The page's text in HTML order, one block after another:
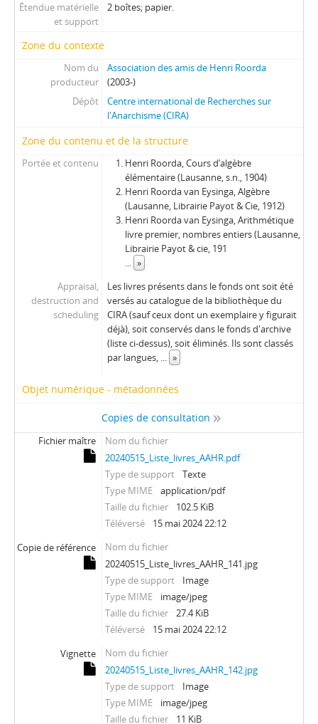
Étendue matérielle
et support
2 boîtes; papier.
Zone du contexte
Nom du
producteur
Association des amis de Henri Roorda
(2003-)
Dépôt
Centre international de Recherches sur
l'Anarchisme (CIRA)
Zone du contenu et de la structure
Portée et contenu
Henri Roorda, Cours d’algèbre
élémentaire (Lausanne, s.n., 1904)
Henri Roorda van Eysinga, Algèbre
(Lausanne, Librairie Payot & Cie, 1912)
Henri Roorda van Eysinga, Arithmétique
livre premier, nombres entiers (Lausanne,
Librairie Payot & cie, 191
... »
Appraisal,
destruction and
scheduling
Les livres présents dans le fonds ont soit été
versés au catalogue de la bibliothèque du
CIRA (sauf ceux dont un exemplaire y figurait
déjà), soit conservés dans le fonds d'archive
(liste ci-dessus), soit éliminés. Ils sont classés
par langues, ... »
Objet numérique - métadonnées
Copies de consultation
Fichier maître
Nom du fichier
20240515_Liste_livres_AAHR.pdf
Type de support
Texte
Type MIME
application/pdf
Taille du fichier
102.5 KiB
Téléversé
15 mai 2024 22:12
Copie de référence
Nom du fichier
20240515_Liste_livres_AAHR_141.jpg
Type de support
Image
Type MIME
image/jpeg
Taille du fichier
27.4 KiB
Téléversé
15 mai 2024 22:12
Vignette
Nom du fichier
20240515_Liste_livres_AAHR_142.jpg
Type de support
Image
Type MIME
image/jpeg
Taille du fichier
11 KiB